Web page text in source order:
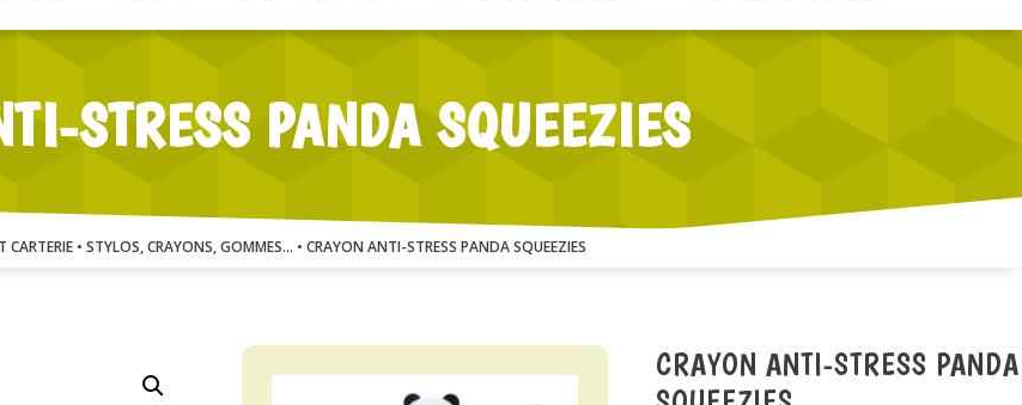
STRESS PANDA SQUEEZIES
CARTERIE• STYLOS, CRAYONS, GOMMES... • CRAYON ANTI-STRESS PANDA SQUEEZIES
CRAYON ANTI-STRESS PANDA